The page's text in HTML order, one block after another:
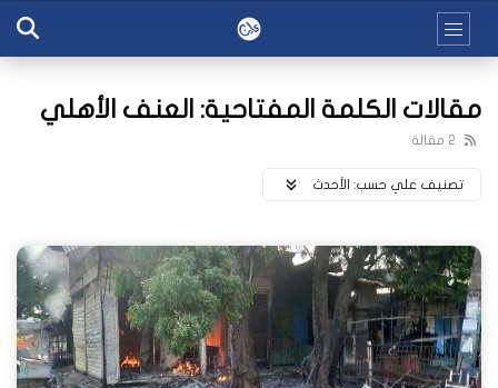
مقالات الكلمة المفتاحية: العنف الأهلي
2 مقالة
تصنيف علي حسب: اﻷحدث